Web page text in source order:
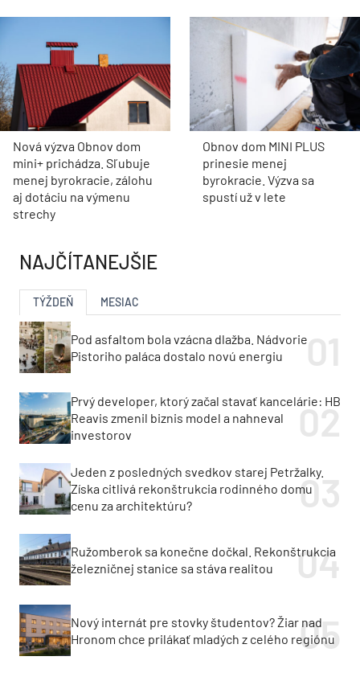
Nová výzva Obnov dom
mini+ prichádza. Sľubuje
menej byrokracie, zálohu
aj dotáciu na výmenu
strechy
Obnov dom MINI PLUS
prinesie menej
byrokracie. Výzva sa
spustí už v lete
NAJČÍTANEJŠIE
TÝŽDEŇ MESIAC
Pod asfaltom bola vzácna dlažba. Nádvorie
Pistoriho paláca dostalo novú energiu
Prvý developer, ktorý začal stavať kancelárie: HB
Reavis zmenil biznis model a nahneval
investorov
Jeden z posledných svedkov starej Petržalky.
Získa citlivá rekonštrukcia rodinného domu
cenu za architektúru?
Ružomberok sa konečne dočkal. Rekonštrukcia
železničnej stanice sa stáva realitou
Nový internát pre stovky študentov? Žiar nad
Hronom chce prilákať mladých z celého regiónu